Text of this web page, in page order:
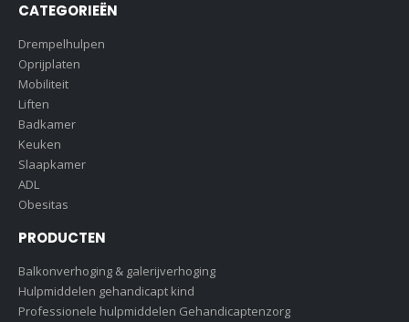
CATEGORIEËN
Drempelhulpen
Oprijplaten
Mobiliteit
Liften
Badkamer
Keuken
Slaapkamer
ADL
Obesitas
PRODUCTEN
Balkonverhoging & galerijverhoging
Hulpmiddelen gehandicapt kind
Professionele hulpmiddelen Gehandicaptenzorg